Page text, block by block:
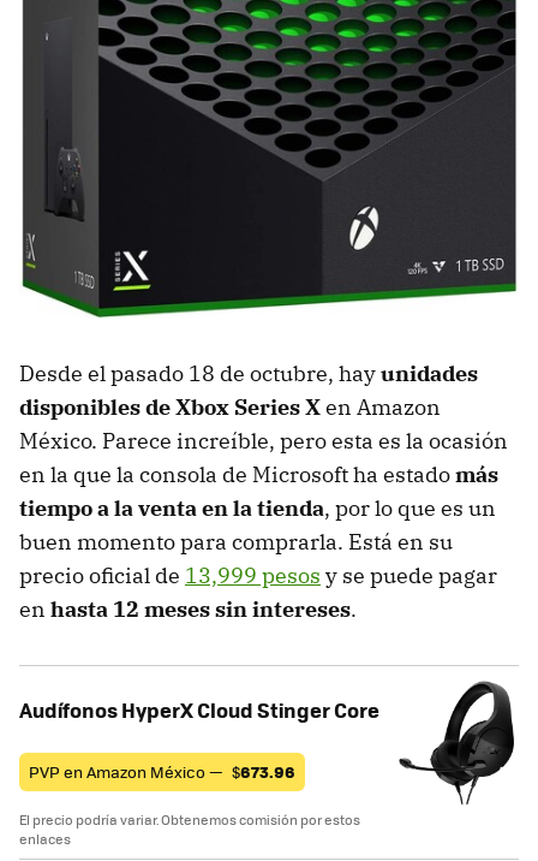
Desde el pasado 18 de octubre, hayunidades
disponibles de Xbox Series Xen Amazon
México. Parece increíble, pero esta es la ocasión
en la que la consola de Microsoft ha estadomás
tiempo a la venta en la tienda, por lo que es un
buen momento para comprarla. Está en su
precio oficial de 13,999 pesos y se puede pagar
en hasta 12 meses sin intereses.
Audífonos HyperX Cloud Stinger Core
PVP en Amazon México — $673.96
El precio podría variar. Obtenemos comisión por estos
enlaces